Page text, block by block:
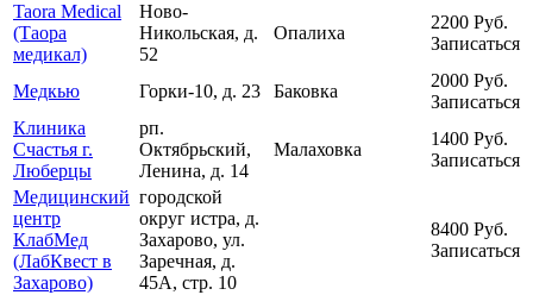
Taora Medical
(Таора
медикал)
Ново-
Никольская, д.
52
Опалиха
2200 Руб.
Записаться
Медкью Горки-10, д. 23 Баковка
2000 Руб.
Записаться
Клиника
Счастья г.
Люберцы
рп.
Октябрьский,
Ленина, д. 14
Малаховка
1400 Руб.
Записаться
Медицинский
центр
КлабМед
(ЛабКвест в
Захарово)
городской
округ истра, д.
Захарово, ул.
Заречная, д.
45А, стр. 10
8400 Руб.
Записаться